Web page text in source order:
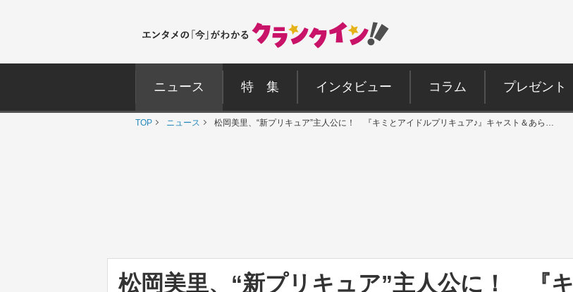
ニュース 特 集 インタビュー コラム プレゼント
TOP ニュース 松岡美里、“新プリキュア”主人公に！ 『キミとアイドルプリキュア♪』キャスト＆あら…
松岡美里、“新プリキュア”主人公に！ 『キ